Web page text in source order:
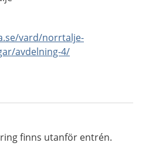
vard/norrtalje-
avdelning-4/
finns utanför entrén.